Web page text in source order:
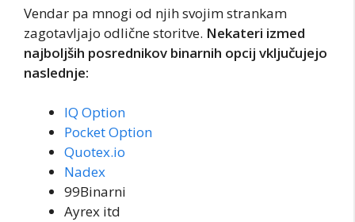
Vendar pa mnogi od njih svojim strankam
zagotavljajo odlične storitve. Nekateri izmed
najboljših posrednikov binarnih opcij vključujejo
naslednje:
IQ Option
Pocket Option
Quotex.io
Nadex
99Binarni
Ayrex itd